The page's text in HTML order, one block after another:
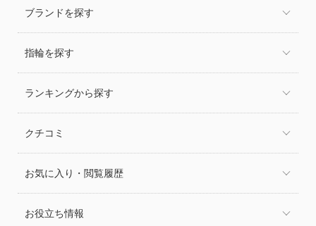
ブランドを探す
指輪を探す
ランキングから探す
クチコミ
お気に入り・閲覧履歴
お役立ち情報